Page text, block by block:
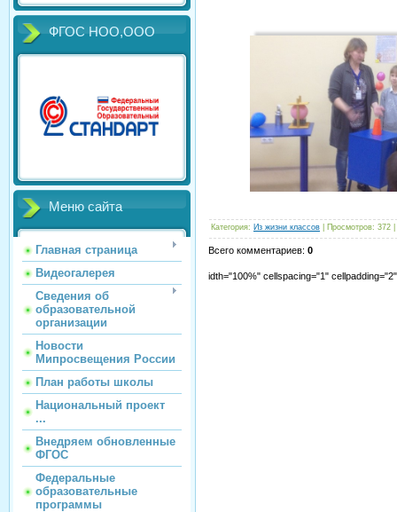
ФГОС НОО,ООО
Меню сайта
Главная страница
Видеогалерея
Сведения об
образовательной
организации
Новости
Мипросвещения России
План работы школы
Национальный проект
...
Внедряем обновленные
ФГОС
Федеральные
образовательные
программы
Категория: Из жизни классов Просмотров: 372
Всего комментариев: 0
idth="100%" cellspacing="1"